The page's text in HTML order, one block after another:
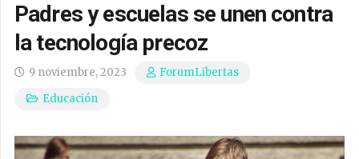
Padres y escuelas se unen contra
la tecnología precoz
9 noviembre, 2023
ForumLibertas
Educación